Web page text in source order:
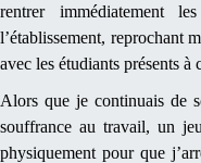
rentrer immédiatement
l’établissement, reprochant
avec les étudiants présents à
Alors que je continuais de
souffrance au travail, un
physiquement pour que